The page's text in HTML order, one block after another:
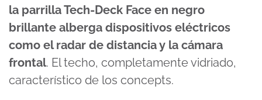
la parrilla Tech-Deck Face en negro
brillante alberga dispositivos eléctricos
como el radar de distancia y la cámara
frontal. El techo, completamente vidriado,
característico de los concepts.